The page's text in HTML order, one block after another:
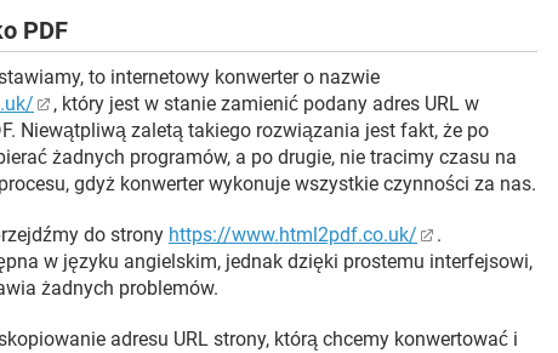
PDF
to internetowy konwerter o nazwie
, który jest w stanie zamienić podany adres URL w
Niewątpliwą zaletą takiego rozwiązania jest fakt, że po
żadnych programów, a po drugie, nie tracimy czasu na
gdyż konwerter wykonuje wszystkie czynności za nas.
do strony https://www.html2pdf.co.uk/
.
w języku angielskim, jednak dzięki prostemu interfejsowi,
żadnych problemów.
adresu URL strony, którą chcemy konwertować i